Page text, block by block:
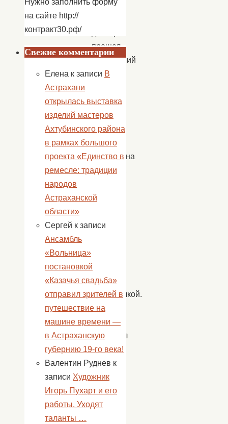
прошел
новогодний
утренник
детей
детского
сада.
К
ребятам на
праздник
Карлсон
Дедушка
своей
внучкой
Снегурочкой.
Дед
Мороз
исполнял
детские
желания
о
которых
дети
на сайте http://
контракт30.рф/
Свежие комментарии
Елена к записи В
Астрахани
открылась выставка
изделий мастеров
Ахтубинского района
в рамках большого
проекта «Единство в
ремесле: традиции
народов
Астраханской
области»
Сергей к записи
Ансамбль
«Вольница»
постановкой
«Казачья свадьба»
отправил зрителей в
путешествие на
машине времени —
в Астраханскую
губернию 19-го века!
Валентин Руднев к
записи Художник
Игорь Пухарт и его
работы. Уходят
таланты …